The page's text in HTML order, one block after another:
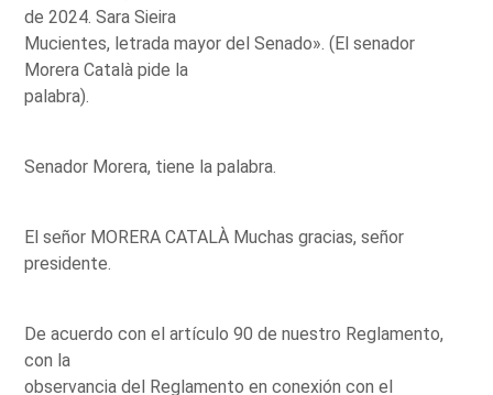
de 2024. Sara Sieira
Mucientes, letrada mayor del Senado». (El senador
Morera Català pide la
palabra).
Senador Morera, tiene la palabra.
El señor MORERA CATALÀ Muchas gracias, señor
presidente.
De acuerdo con el artículo 90 de nuestro Reglamento,
con la
observancia del Reglamento en conexión con el